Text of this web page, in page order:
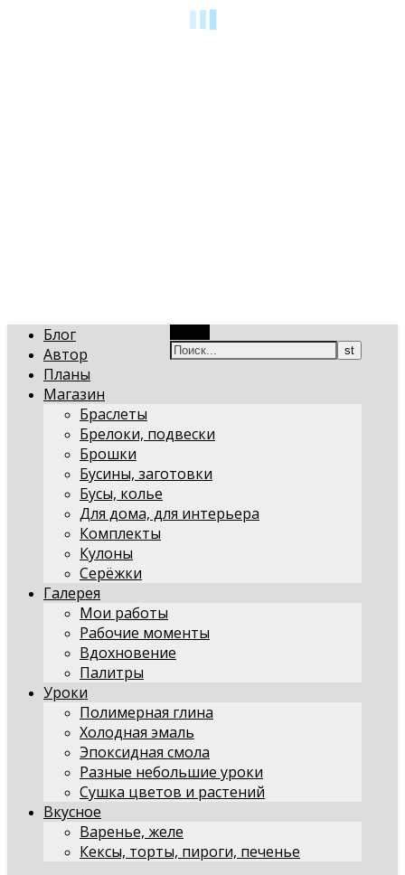
Блог
Автор
Планы
Магазин
Браслеты
Брелоки, подвески
Брошки
Бусины, заготовки
Бусы, колье
Для дома, для интерьера
Комплекты
Кулоны
Серёжки
Галерея
Мои работы
Рабочие моменты
Вдохновение
Палитры
Уроки
Полимерная глина
Холодная эмаль
Эпоксидная смола
Разные небольшие уроки
Сушка цветов и растений
Вкусное
Варенье, желе
Кексы, торты, пироги, печенье